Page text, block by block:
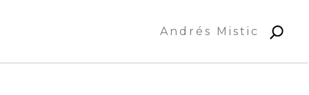
Andrés Mistic